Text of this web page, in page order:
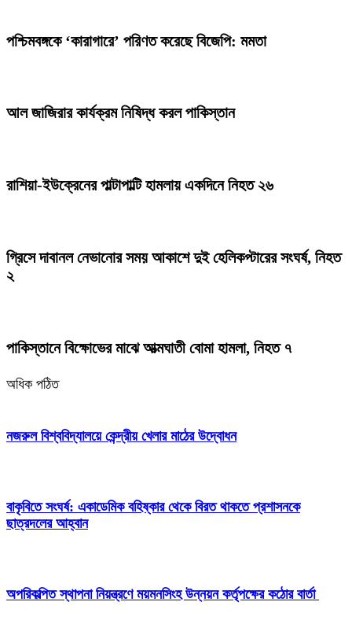
পশ্চিমবঙ্গকে ‘কারাগারে’ পরিণত করেছে বিজেপি: মমতা
আল জাজিরার কার্যক্রম নিষিদ্ধ করল পাকিস্তান
রাশিয়া-ইউক্রেনের পাল্টাপাল্টি হামলায় একদিনে নিহত ২৬
গ্রিসে দাবানল নেভানোর সময় আকাশে দুই হেলিকপ্টারের সংঘর্ষ, নিহত
২
পাকিস্তানে বিক্ষোভের মাঝে আত্মঘাতী বোমা হামলা, নিহত ৭
অধিক পঠিত
নজরুল বিশ্ববিদ্যালয়ে কেন্দ্রীয় খেলার মাঠের উদ্বোধন
বাকৃবিতে সংঘর্ষ: একাডেমিক বহিষ্কার থেকে বিরত থাকতে প্রশাসনকে
ছাত্রদলের আহ্বান
অপরিকল্পিত স্থাপনা নিয়ন্ত্রণে ময়মনসিংহ উন্নয়ন কর্তৃপক্ষের কঠোর বার্তা